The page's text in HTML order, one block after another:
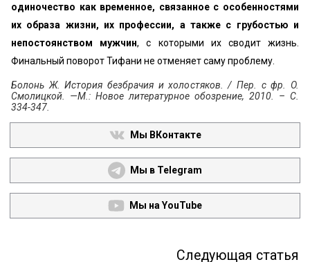
одиночество как временное, связанное с особенностями
их образа жизни, их профессии, а также с грубостью и
непостоянством мужчин, с которыми их сводит жизнь.
Финальный поворот Тифани не отменяет саму проблему.
Болонь Ж. История безбрачия и холостяков. / Пер. с фр. O.
Смолицкой. —М.: Новое литературное обозрение, 2010. – С.
334-347.
Мы ВКонтакте
Мы в Telegram
Мы на YouTube
Следующая статья